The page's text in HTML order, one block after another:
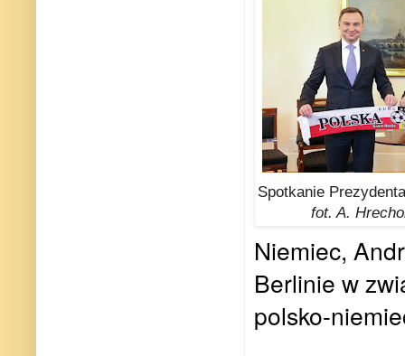
Spotkanie
fot. A.
Niemiec,
Berlinie w
polsko-